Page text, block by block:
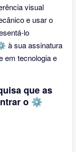
visual
e usar o
lo
à sua assinatura
em tecnologia e
que as
o ⚙